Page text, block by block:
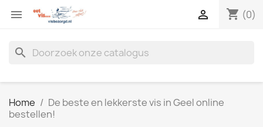
 shopping_cart (0)

search
Home
De beste en lekkerste vis in Geel online
bestellen!